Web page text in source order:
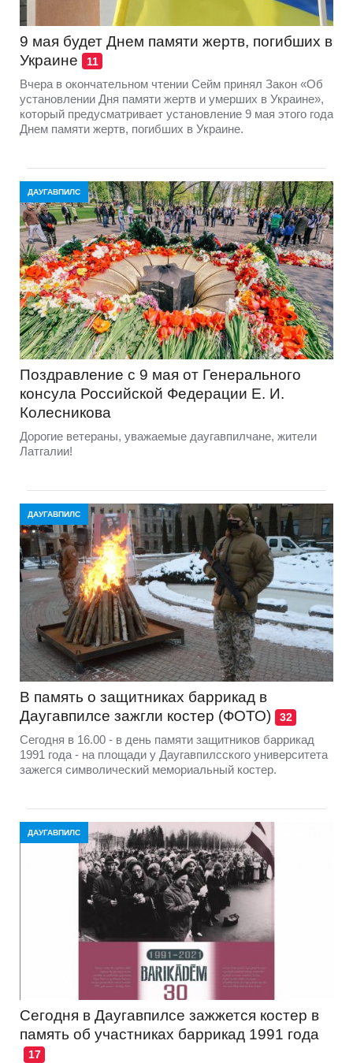
9 мая будет Днем памяти жертв, погибших в
Украине
11
Вчера в окончательном чтении Сейм принял Закон «Об
установлении Дня памяти жертв и умерших в Украине»,
который предусматривает установление 9 мая этого года
Днем памяти жертв, погибших в Украине.
ДАУГАВПИЛС
Поздравление с 9 мая от Генерального
консула Российской Федерации Е. И.
Колесникова
Дорогие ветераны, уважаемые даугавпилчане, жители
Латгалии!
ДАУГАВПИЛС
В память о защитниках баррикад в
Даугавпилсе зажгли костер (ФОТО)
32
Сегодня в 16.00 - в день памяти защитников баррикад
1991 года - на площади у Даугавпилсского университета
зажегся символический мемориальный костер.
ДАУГАВПИЛС
Сегодня в Даугавпилсе зажжется костер в
память об участниках баррикад 1991 года
17